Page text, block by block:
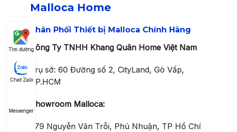
Malloca Home
Phân Phối Thiết bị Malloca Chính Hãng
Công Ty TNHH Khang Quân Home Việt Nam
Trụ sở: 60 Đường số 2, CityLand, Gò Vấp,
TP.HCM
Showroom Malloca:
279 Nguyễn Văn Trỗi, Phú Nhuận, TP Hồ Chí
Tìm đường
Chat Zalo
Messenger